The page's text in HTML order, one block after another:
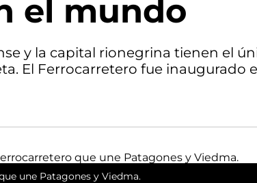
el mundo
y la capital rionegrina tienen el
El Ferrocarretero fue inaugurado
une Patagones y Viedma.